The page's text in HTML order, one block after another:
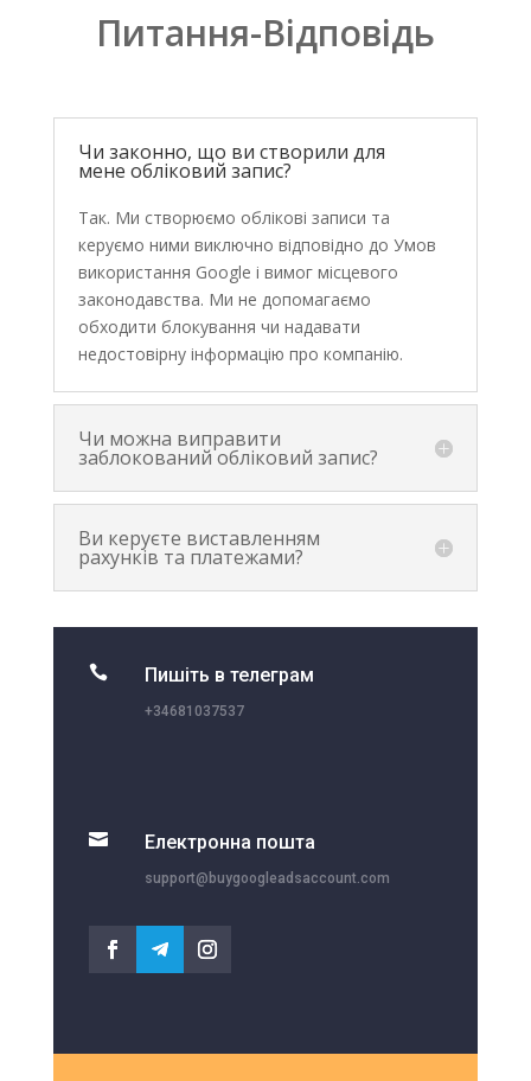
Питання-Відповідь
Чи законно, що ви створили для
мене обліковий запис?
Так. Ми створюємо облікові записи та
керуємо ними виключно відповідно до Умов
використання Google і вимог місцевого
законодавства. Ми не допомагаємо
обходити блокування чи надавати
недостовірну інформацію про компанію.
Чи можна виправити
заблокований обліковий запис?
Ви керуєте виставленням
рахунків та платежами?
 Пишіть в телеграм
+34681037537
 Електронна пошта
support@buygoogleadsaccount.com